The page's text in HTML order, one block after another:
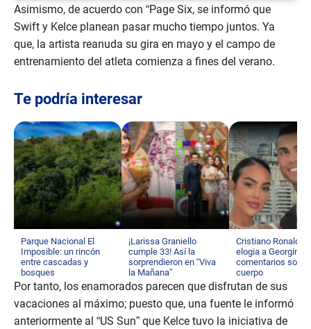
Asimismo, de acuerdo con “Page Six, se informó que
Swift y Kelce planean pasar mucho tiempo juntos. Ya
que, la artista reanuda su gira en mayo y el campo de
entrenamiento del atleta comienza a fines del verano.
Te podría interesar
Parque Nacional El
Imposible: un rincón
entre cascadas y
bosques
¡Larissa Graniello
cumple 33! Así la
sorprendieron en “Viva
la Mañana”
Cristiano Ronaldo
elogia a Georgina
comentarios
cuerpo
Por tanto, los enamorados parecen que disfrutan de sus
vacaciones al máximo; puesto que, una fuente le informó
anteriormente al “US Sun” que Kelce tuvo la iniciativa de